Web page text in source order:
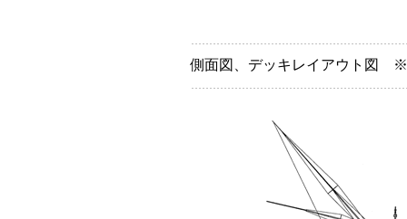
側面図、デッキレイアウト図 ※